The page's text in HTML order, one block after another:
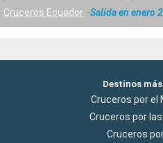
Cruceros Ecuador
Salida en enero
Destinos
Cruceros por el
Cruceros por
Cruceros